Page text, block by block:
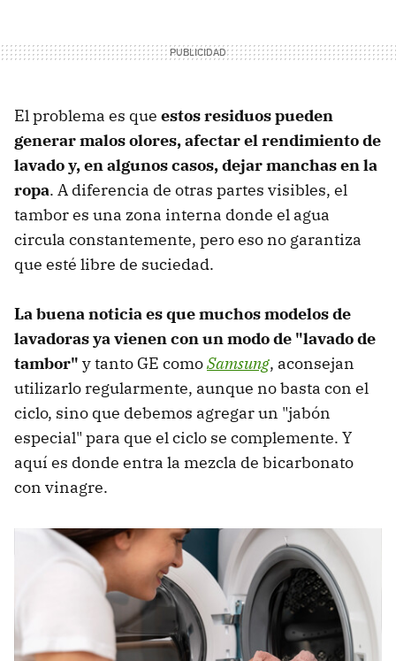
El problema es que estos residuos pueden
generar malos olores, afectar el rendimiento de
lavado y, en algunos casos, dejar manchas en la
ropa. A diferencia de otras partes visibles, el
tambor es una zona interna donde el agua
circula constantemente, pero eso no garantiza
que esté libre de suciedad.
La buena noticia es que muchos modelos de
lavadoras ya vienen con un modo de "lavado de
tambor" y tanto GE comoSamsung, aconsejan
utilizarlo regularmente, aunque no basta con el
ciclo, sino que debemos agregar un "jabón
especial" para que el ciclo se complemente. Y
aquí es donde entra la mezcla de bicarbonato
con vinagre.